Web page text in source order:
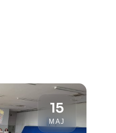
15
МАЈ